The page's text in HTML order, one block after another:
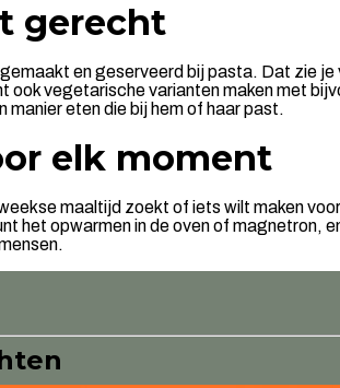
gerecht
en geserveerd bij pasta. Dat zie
ook vegetarische varianten maken met
manier eten die bij hem of haar past.
elk moment
maaltijd zoekt of iets wilt maken
het opwarmen in de oven of